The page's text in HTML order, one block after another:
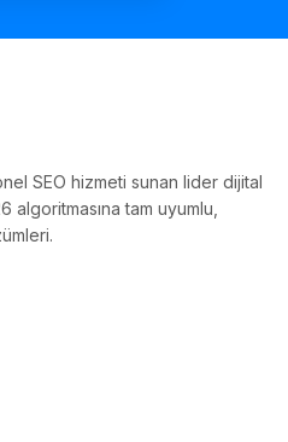
SEO hizmeti sunan lider dijital
algoritmasına tam uyumlu,